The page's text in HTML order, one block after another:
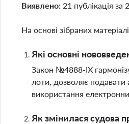
Виявлено: 21 публікація за
На основі зібраних
Які основні
Закон №4888-ІХ
лоти, дозволяє подавати
використання
Як змінилася судова